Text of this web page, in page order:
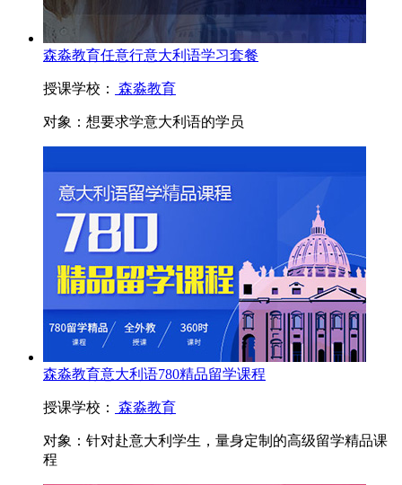
森淼教育任意行意大利语学习套餐
授课学校： 森淼教育
对象： 想要求学意大利语的学员
森淼教育意大利语780精品留学课程
授课学校： 森淼教育
对象： 针对赴意大利学生，量身定制的高级留学精品课
程